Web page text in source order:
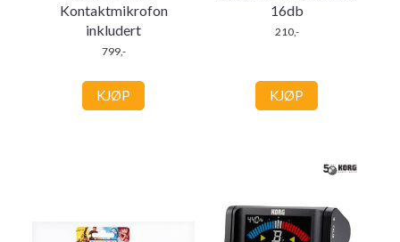
Kontaktmikrofon
inkludert
799,-
KJØP
16db
210,-
KJØP